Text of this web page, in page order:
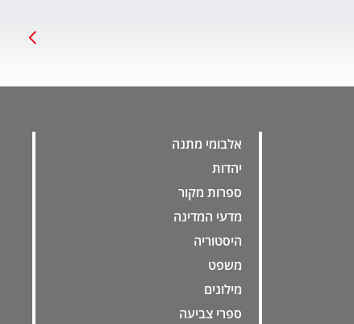
אלבומי מתנה
יהדות
ספרות מקור
מדעי המדינה
היסטוריה
משפט
מילונים
ספרי צביעה